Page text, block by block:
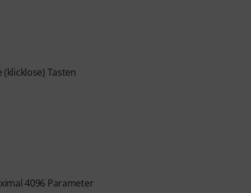
Tasten
4096 Parameter